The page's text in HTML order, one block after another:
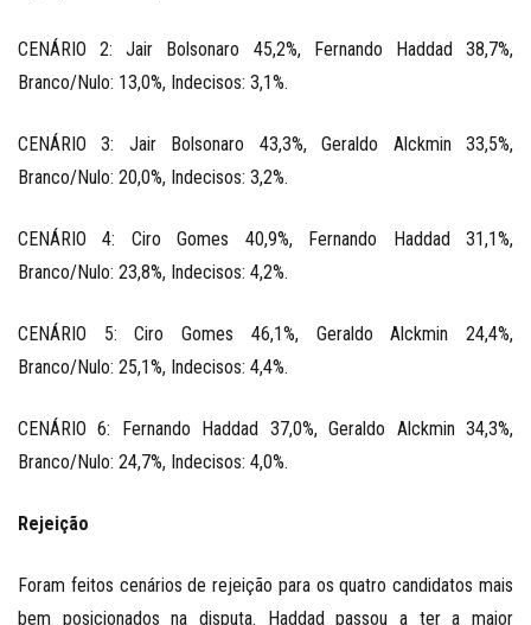
CENÁRIO 2: Jair Bolsonaro 45,2%, Fernando Haddad 38,7%,
Branco/Nulo: 13,0%, Indecisos: 3,1%.
CENÁRIO 3: Jair Bolsonaro 43,3%, Geraldo Alckmin 33,5%,
Branco/Nulo: 20,0%, Indecisos: 3,2%.
CENÁRIO 4: Ciro Gomes 40,9%, Fernando Haddad 31,1%,
Branco/Nulo: 23,8%, Indecisos: 4,2%.
CENÁRIO 5: Ciro Gomes 46,1%, Geraldo Alckmin 24,4%,
Branco/Nulo: 25,1%, Indecisos: 4,4%.
CENÁRIO 6: Fernando Haddad 37,0%, Geraldo Alckmin 34,3%,
Branco/Nulo: 24,7%, Indecisos: 4,0%.
Rejeição
Foram feitos cenários de rejeição para os quatro candidatos mais
bem posicionados na disputa. Haddad passou a ter a maior